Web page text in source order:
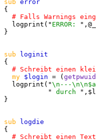
sub
{
  logprint("
ERROR:
}
sub
{
my $login = ( getpwuid
  logprint("
\n---
           "
durch
}
sub
{